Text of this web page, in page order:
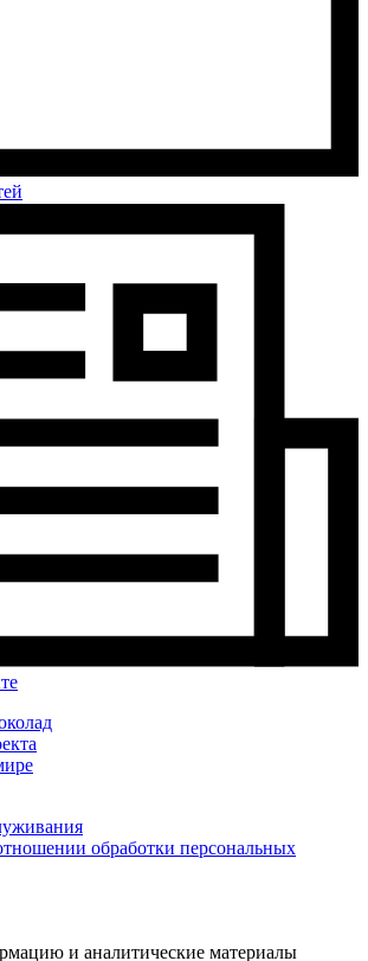
обработки персональных
и аналитические материалы